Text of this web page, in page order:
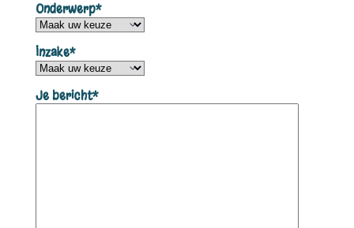
Onderwerp*
Inzake*
Je bericht*